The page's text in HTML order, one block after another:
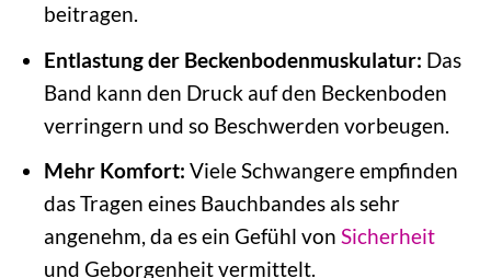
beitragen.
Entlastung der Beckenbodenmuskulatur: Das
Band kann den Druck auf den Beckenboden
verringern und so Beschwerden vorbeugen.
Mehr Komfort: Viele Schwangere empfinden
das Tragen eines Bauchbandes als sehr
angenehm, da es ein Gefühl von Sicherheit
und Geborgenheit vermittelt.